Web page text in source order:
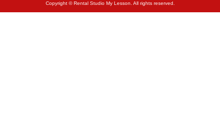
Copyright © Rental Studio My Lesson. All rights reserved.